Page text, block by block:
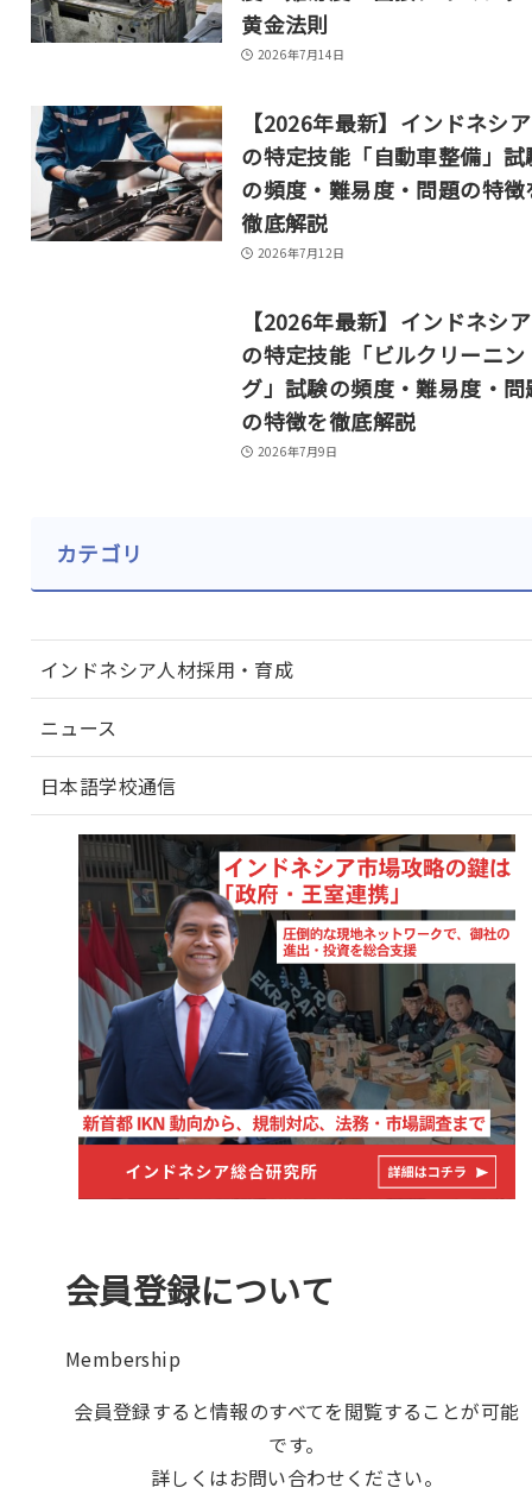
黄金法則
2026年7月14日
【2026年最新】インドネシ
の特定技能「自動車整備」試
の頻度・難易度・問題の特徴
徹底解説
2026年7月12日
【2026年最新】インドネシ
の特定技能「ビルクリーニン
グ」試験の頻度・難易度・問
の特徴を徹底解説
2026年7月9日
カテゴリ
インドネシア人材採用・育成
ニュース
日本語学校通信
会員登録について
Membership
会員登録すると情報のすべてを閲覧することが可能
です。
詳しくはお問い合わせください。